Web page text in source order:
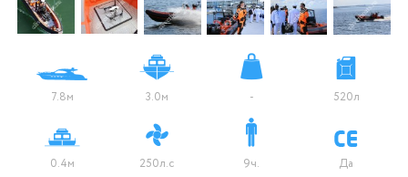
7.8м 3.0м - 520л
0.4м 250л.с 9ч. Да